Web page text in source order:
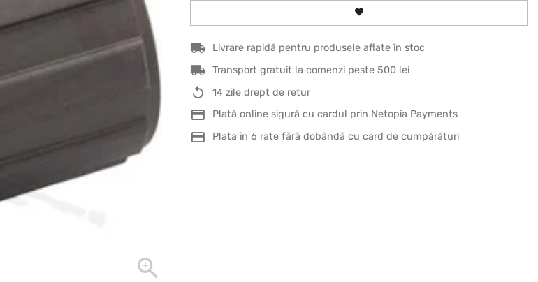
Livrare rapidă pentru produsele aflate în stoc
Transport gratuit la comenzi peste 500 lei
14 zile drept de retur
Plată online sigură cu cardul prin Netopia Payments
Plata în 6 rate fără dobândă cu card de cumpărături